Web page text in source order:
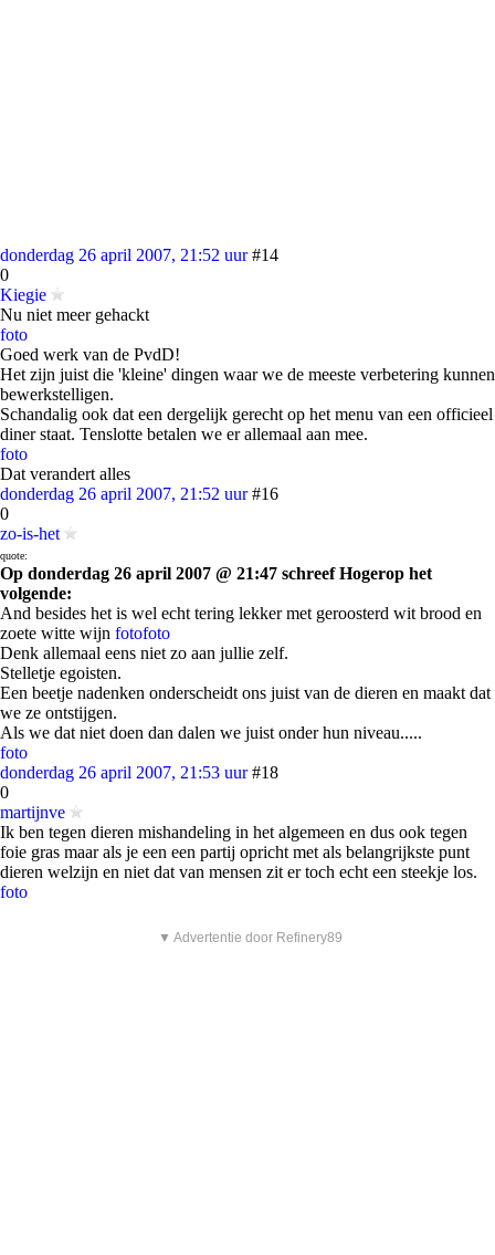
donderdag 26 april 2007, 21:52 uur #14
0
Kiegie
Nu niet meer gehackt
foto
Goed werk van de PvdD!
Het zijn juist die 'kleine' dingen waar we de meeste verbetering kunnen
bewerkstelligen.
Schandalig ook dat een dergelijk gerecht op het menu van een officieel
diner staat. Tenslotte betalen we er allemaal aan mee.
foto
Dat verandert alles
donderdag 26 april 2007, 21:52 uur #16
0
zo-is-het
quote:
Op donderdag 26 april 2007 @ 21:47 schreef Hogerop het
volgende:
And besides het is wel echt tering lekker met geroosterd wit brood en
zoete witte wijn fotofoto
Denk allemaal eens niet zo aan jullie zelf.
Stelletje egoisten.
Een beetje nadenken onderscheidt ons juist van de dieren en maakt dat
we ze ontstijgen.
Als we dat niet doen dan dalen we juist onder hun niveau.....
foto
donderdag 26 april 2007, 21:53 uur #18
0
martijnve
Ik ben tegen dieren mishandeling in het algemeen en dus ook tegen
foie gras maar als je een een partij opricht met als belangrijkste punt
dieren welzijn en niet dat van mensen zit er toch echt een steekje los.
foto
▼ Advertentie door Refinery89